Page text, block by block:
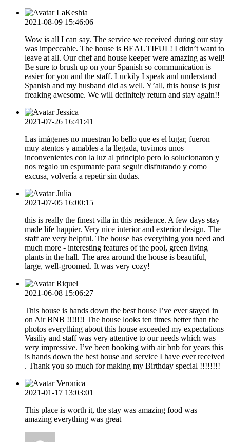
LaKeshia
2021-08-09 15:46:06
Wow is all I can say. The service we received during our stay
was impeccable. The house is BEAUTIFUL! I didn’t want to
leave at all. Our chef and house keeper were amazing as well!
Be sure to brush up on your Spanish so communication is
easier for you and the staff. Luckily I speak and understand
Spanish and my husband did as well. Y’all, this house is just
freaking awesome. We will definitely return and stay again!!
Jessica
2021-07-26 16:41:41
Las imágenes no muestran lo bello que es el lugar, fueron
muy atentos y amables a la llegada, tuvimos unos
inconvenientes con la luz al principio pero lo solucionaron y
nos regalo un espumante para seguir disfrutando y como
excusa, volvería a repetir sin dudas.
Julia
2021-07-05 16:00:15
this is really the finest villa in this residence. A few days stay
made life happier. Very nice interior and exterior design. The
staff are very helpful. The house has everything you need and
much more - interesting features of the pool, green living
plants in the hall. The area around the house is beautiful,
large, well-groomed. It was very cozy!
Riquel
2021-06-08 15:06:27
This house is hands down the best house I’ve ever stayed in
on Air BNB !!!!!!! The house looks ten times better than the
photos everything about this house exceeded my expectations
Vasiliy and staff was very attentive to our needs which was
very impressive. I’ve been booking with air bnb for years this
is hands down the best house and service I have ever received
. Thank you so much for making my Birthday special !!!!!!!!
Veronica
2021-01-17 13:03:01
This place is worth it, the stay was amazing food was
amazing everything was great